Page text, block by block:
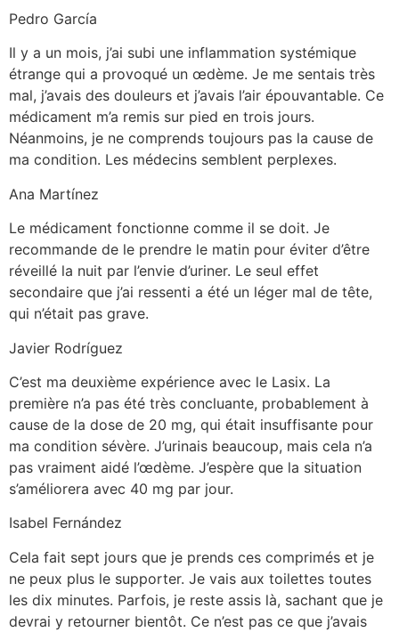
Pedro García
Il y a un mois, j’ai subi une inflammation systémique
étrange qui a provoqué un œdème. Je me sentais très
mal, j’avais des douleurs et j’avais l’air épouvantable. Ce
médicament m’a remis sur pied en trois jours.
Néanmoins, je ne comprends toujours pas la cause de
ma condition. Les médecins semblent perplexes.
Ana Martínez
Le médicament fonctionne comme il se doit. Je
recommande de le prendre le matin pour éviter d’être
réveillé la nuit par l’envie d’uriner. Le seul effet
secondaire que j’ai ressenti a été un léger mal de tête,
qui n’était pas grave.
Javier Rodríguez
C’est ma deuxième expérience avec le Lasix. La
première n’a pas été très concluante, probablement à
cause de la dose de 20 mg, qui était insuffisante pour
ma condition sévère. J’urinais beaucoup, mais cela n’a
pas vraiment aidé l’œdème. J’espère que la situation
s’améliorera avec 40 mg par jour.
Isabel Fernández
Cela fait sept jours que je prends ces comprimés et je
ne peux plus le supporter. Je vais aux toilettes toutes
les dix minutes. Parfois, je reste assis là, sachant que je
devrai y retourner bientôt. Ce n’est pas ce que j’avais